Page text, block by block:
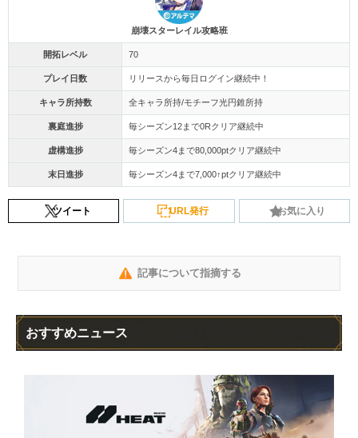
崩壊スターレイル攻略班
開拓レベル 70
プレイ日数 リリースから毎日ログイン継続中！
キャラ所持数 全キャラ所持/モチーフ光円錐所持
裏庭進捗 毎シーズン12まで0Rクリア継続中
虚構進捗 毎シーズン4まで80,000ptクリア継続中
末日進捗 毎シーズン4まで7,000↑ptクリア継続中
ツイート URL発行 お気に入り
記事について指摘する
おすすめニュース